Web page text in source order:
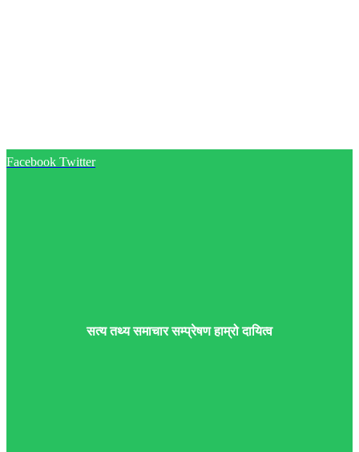
Facebook Twitter
सत्य तथ्य समाचार सम्प्रेषण हाम्रो दायित्व